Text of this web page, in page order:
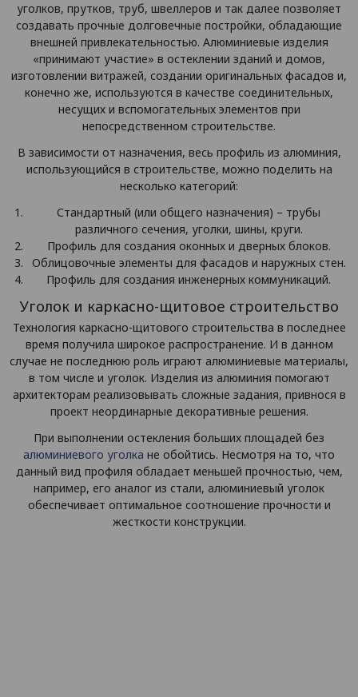
уголков, прутков, труб, швеллеров и так далее позволяет
создавать прочные долговечные постройки, обладающие
внешней привлекательностью. Алюминиевые изделия
«принимают участие» в остеклении зданий и домов,
изготовлении витражей, создании оригинальных фасадов и,
конечно же, используются в качестве соединительных,
несущих и вспомогательных элементов при
непосредственном строительстве.
В зависимости от назначения, весь профиль из алюминия,
использующийся в строительстве, можно поделить на
несколько категорий:
Стандартный (или общего назначения) – трубы
различного сечения, уголки, шины, круги.
Профиль для создания оконных и дверных блоков.
Облицовочные элементы для фасадов и наружных стен.
Профиль для создания инженерных коммуникаций.
Уголок и каркасно-щитовое строительство
Технология каркасно-щитового строительства в последнее
время получила широкое распространение. И в данном
случае не последнюю роль играют алюминиевые материалы,
в том числе и уголок. Изделия из алюминия помогают
архитекторам реализовывать сложные задания, привнося в
проект неординарные декоративные решения.
При выполнении остекления больших площадей без
алюминиевого уголка не обойтись. Несмотря на то, что
данный вид профиля обладает меньшей прочностью, чем,
например, его аналог из стали, алюминиевый уголок
обеспечивает оптимальное соотношение прочности и
жесткости конструкции.